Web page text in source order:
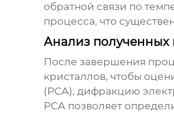
обратной связи по
процесса, что
Анализ полученных
После завершения
кристаллов, чтобы
(РСА), дифракцию
РСА позволяет